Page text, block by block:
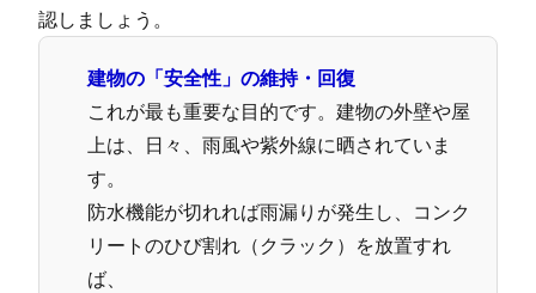
認しましょう。
建物の「安全性」の維持・回復
これが最も重要な目的です。建物の外壁や屋
上は、日々、雨風や紫外線に晒されていま
す。
防水機能が切れれば雨漏りが発生し、コンク
リートのひび割れ（クラック）を放置すれ
ば、